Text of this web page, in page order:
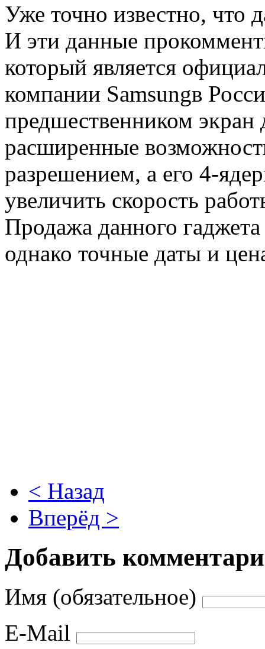
Уже точно известно, что
И эти данные
который является
компании Samsungв
предшественником экран
расширенные
разрешением, а его 4-
увеличить скорость
Продажа данного
однако точные даты и
< Назад
Вперёд >
Добавить
Имя (обязательное)
E-Mail